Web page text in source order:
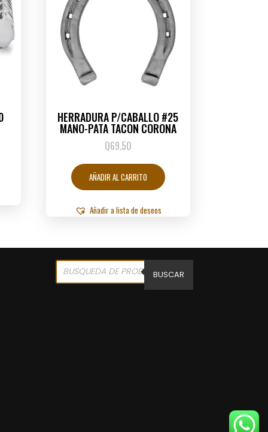
HERRADURA P/CABALLO #25
MANO-PATA TACON CORONA
Q69.50
AÑADIR AL CARRITO
Añadir a lista de deseos
Products
search BUSCAR